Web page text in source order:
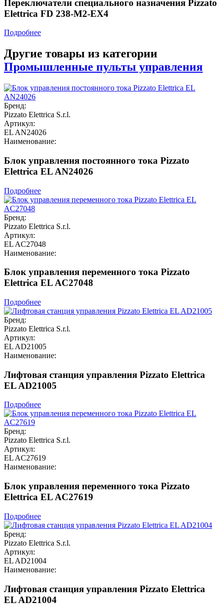
Переключатели специального назначения Pizzato
Elettrica FD 238-M2-EX4
Подробнее
Другие товары из категории
Промышленные пульты управления
Бренд:
Pizzato Elettrica S.r.l.
Артикул:
EL AN24026
Наименование:
Блок управления постоянного тока Pizzato
Elettrica EL AN24026
Подробнее
Бренд:
Pizzato Elettrica S.r.l.
Артикул:
EL AC27048
Наименование:
Блок управления переменного тока Pizzato
Elettrica EL AC27048
Подробнее
Бренд:
Pizzato Elettrica S.r.l.
Артикул:
EL AD21005
Наименование:
Лифтовая станция управления Pizzato Elettrica
EL AD21005
Подробнее
Бренд:
Pizzato Elettrica S.r.l.
Артикул:
EL AC27619
Наименование:
Блок управления переменного тока Pizzato
Elettrica EL AC27619
Подробнее
Бренд:
Pizzato Elettrica S.r.l.
Артикул:
EL AD21004
Наименование:
Лифтовая станция управления Pizzato Elettrica
EL AD21004